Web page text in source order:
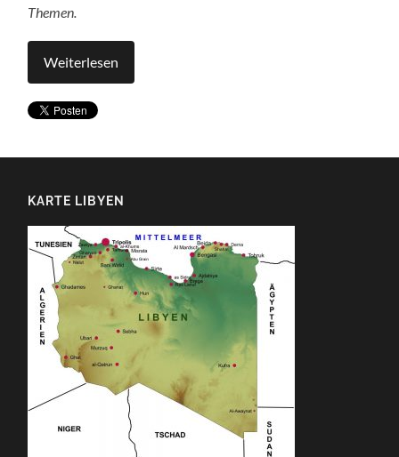
Themen.
Weiterlesen
KARTE LIBYEN